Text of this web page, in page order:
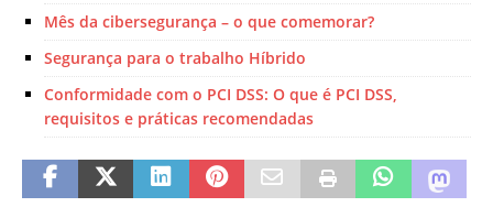
Mês da cibersegurança – o que comemorar?
Segurança para o trabalho Híbrido
Conformidade com o PCI DSS: O que é PCI DSS,
requisitos e práticas recomendadas